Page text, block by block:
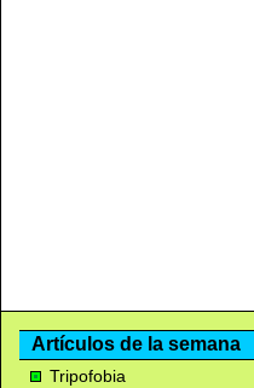
Artículos de la semana
Tripofobia